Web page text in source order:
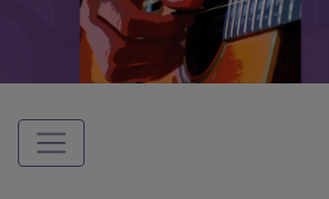
Hauptnavigation